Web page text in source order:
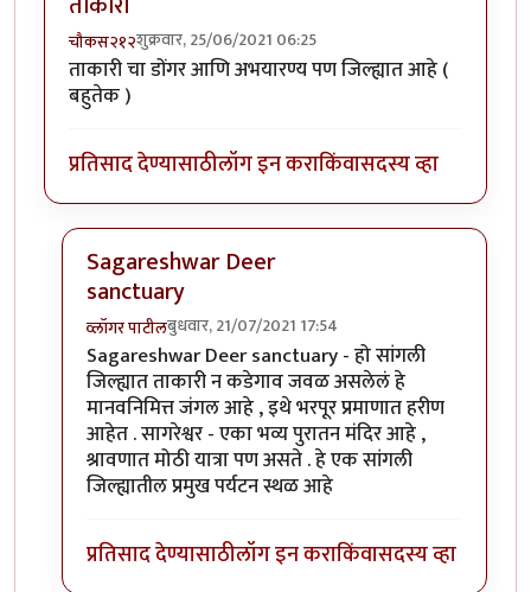
चौकस२१२शुक्रवार, 25/06/2021 06:25
ताकारी चा डोंगर आणि अभयारण्य पण जिल्ह्यात आहे (
बहुतेक )
प्रतिसाद देण्यासाठीलॉग इन कराकिंवासदस्य व्हा
Sagareshwar Deer
sanctuary
व्लॉगर पाटीलबुधवार, 21/07/2021 17:54
In reply toताकारीbyचौकस२१२
Sagareshwar Deer sanctuary - हो सांगली
जिल्ह्यात ताकारी न कडेगाव जवळ असलेलं हे
मानवनिमित्त जंगल आहे , इथे भरपूर प्रमाणात हरीण
आहेत . सागरेश्वर - एका भव्य पुरातन मंदिर आहे ,
श्रावणात मोठी यात्रा पण असते . हे एक सांगली
जिल्ह्यातील प्रमुख पर्यटन स्थळ आहे
प्रतिसाद देण्यासाठीलॉग इन कराकिंवासदस्य व्हा